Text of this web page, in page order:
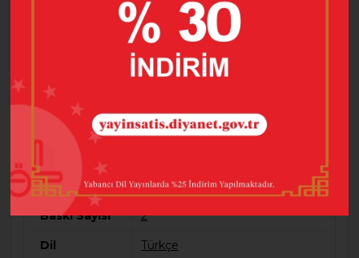
Macaristan, Romanya, Sırbistan ve Karadağ
bölgelerinde bulunan doğal ve tarihî güzellikleri
okuyucuyla buluşturmuş ve yazılarını fotoğraflarla
süslemiştir. EserBalkanlardaki Osmanlı eserleri ve
tarihi mirası hakkında okuyucuda derin izler
bırakmaktadır.
Barkod 9786254356513
Baskı Sayısı 2
Dil Türkçe